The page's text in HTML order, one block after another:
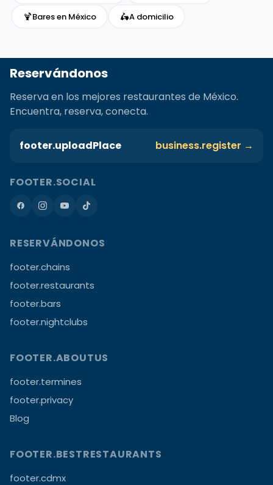
🍹Bares en México 🛵A domicilio
Reservándonos
Reserva en los mejores restaurantes de México.
Encuentra, reserva, conecta.
footer.uploadPlace business.register →
FOOTER.SOCIAL
RESERVÁNDONOS
footer.chains
footer.restaurants
footer.bars
footer.nightclubs
FOOTER.ABOUTUS
footer.termines
footer.privacy
Blog
FOOTER.BESTRESTAURANTS
footer.cdmx